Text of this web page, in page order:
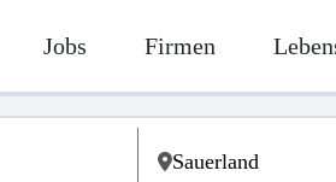
Jobs Firmen